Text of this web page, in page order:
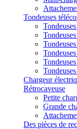
Tondeuses
Chargeur
Rétrocaveuse
Petite
Grande
Des pièces de